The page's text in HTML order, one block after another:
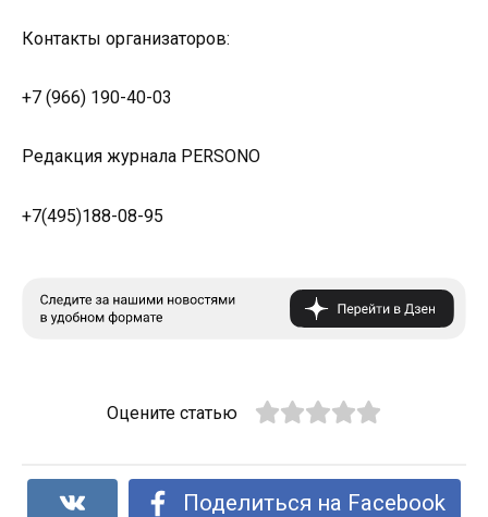
Контакты организаторов:
+7 (966) 190-40-03
Редакция журнала PERSONO
+7(495)188-08-95
Оцените статью
Поделиться на Facebook